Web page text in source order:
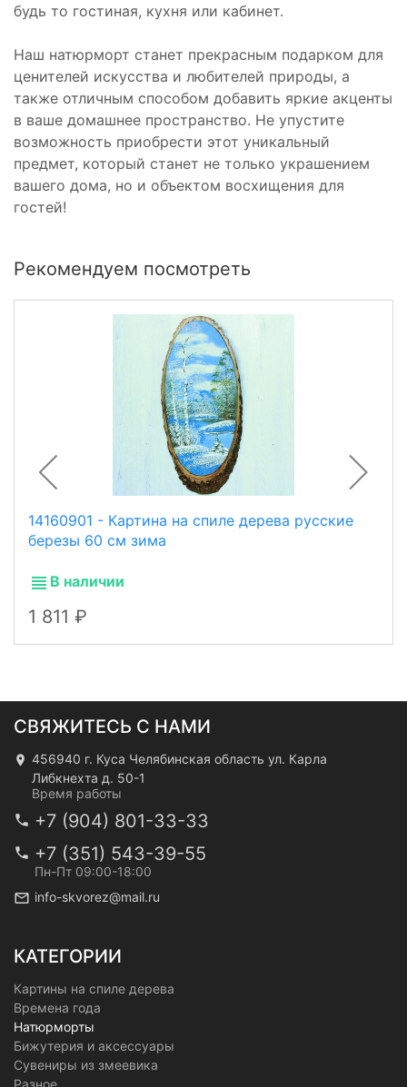
будь то гостиная, кухня или кабинет.
Наш натюрморт станет прекрасным подарком для
ценителей искусства и любителей природы, а
также отличным способом добавить яркие акценты
в ваше домашнее пространство. Не упустите
возможность приобрести этот уникальный
предмет, который станет не только украшением
вашего дома, но и объектом восхищения для
гостей!
Рекомендуем посмотреть
14160901 - Картина на спиле дерева русские
березы 60 см зима
В наличии
1 811
СВЯЖИТЕСЬ С НАМИ
456940 г. Куса Челябинская область ул. Карла
Либкнехта д. 50-1
Время работы
+7 (904) 801-33-33
+7 (351) 543-39-55
Пн-Пт 09:00-18:00
info-skvorez@mail.ru
КАТЕГОРИИ
Картины на спиле дерева
Времена года
Натюрморты
Бижутерия и аксессуары
Сувениры из змеевика
Разное